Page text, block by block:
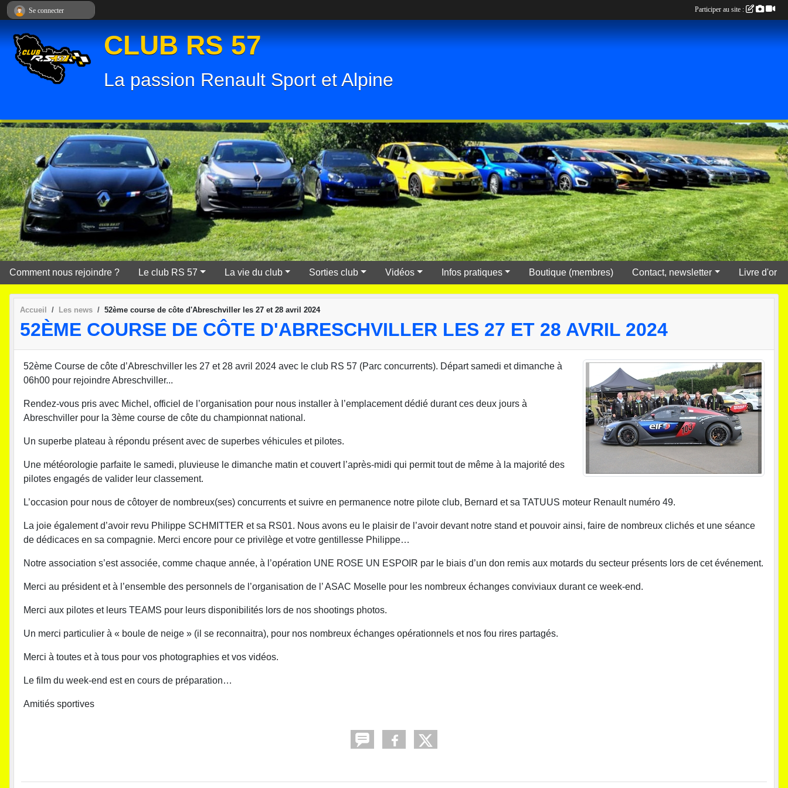
CLUB RS 57
La passion Renault Sport et Alpine
Comment nous rejoindre ? Le club RS 57 La vie du club Sorties club Vidéos Infos pratiques Boutique (membres) Contact, newsletter Livre d'or
Accueil Les news 52ème course de côte d'Abreschviller les 27 et 28 avril 2024
52ÈME COURSE DE CÔTE D'ABRESCHVILLER LES 27 ET 28 AVRIL 2024
52ème Course de côte d’Abreschviller les 27 et 28 avril 2024 avec le club RS 57 (Parc concurrents). Départ samedi et dimanche à
06h00 pour rejoindre Abreschviller...
Rendez-vous pris avec Michel, officiel de l’organisation pour nous installer à l’emplacement dédié durant ces deux jours à
Abreschviller pour la 3ème course de côte du championnat national.
Un superbe plateau à répondu présent avec de superbes véhicules et pilotes.
Une météorologie parfaite le samedi, pluvieuse le dimanche matin et couvert l’après-midi qui permit tout de même à la majorité des
pilotes engagés de valider leur classement.
L’occasion pour nous de côtoyer de nombreux(ses) concurrents et suivre en permanence notre pilote club, Bernard et sa TATUUS moteur Renault numéro 49.
La joie également d’avoir revu Philippe SCHMITTER et sa RS01. Nous avons eu le plaisir de l’avoir devant notre stand et pouvoir ainsi, faire de nombreux clichés et une séance
de dédicaces en sa compagnie. Merci encore pour ce privilège et votre gentillesse Philippe…
Notre association s’est associée, comme chaque année, à l’opération UNE ROSE UN ESPOIR par le biais d’un don remis aux motards du secteur présents lors de cet événement.
Merci au président et à l’ensemble des personnels de l’organisation de l’ ASAC Moselle pour les nombreux échanges conviviaux durant ce week-end.
Merci aux pilotes et leurs TEAMS pour leurs disponibilités lors de nos shootings photos.
Un merci particulier à « boule de neige » (il se reconnaitra), pour nos nombreux échanges opérationnels et nos fou rires partagés.
Merci à toutes et à tous pour vos photographies et vos vidéos.
Le film du week-end est en cours de préparation…
Amitiés sportives
Se connecter Participer au site :
Panneau de gestion des cookies